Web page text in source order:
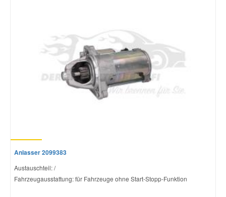
Anlasser 2099383
Austauschteil: /
Fahrzeugausstattung: für Fahrzeuge ohne Start-Stopp-Funktion